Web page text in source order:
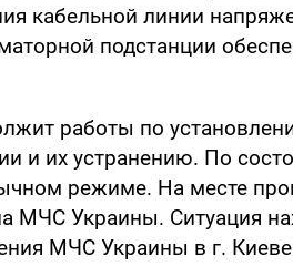
кабельной линии
подстанции
работы по
и их устранению. По
режиме. На месте
МЧС Украины. Ситуация
МЧС Украины в г.